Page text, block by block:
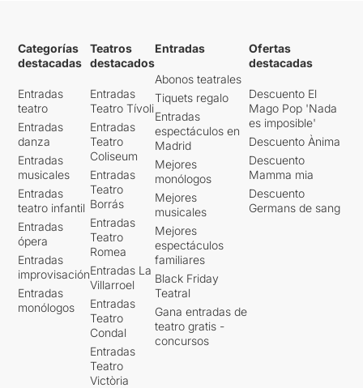
Categorías
destacadas
Entradas
teatro
Entradas
danza
Entradas
musicales
Entradas
teatro infantil
Entradas
ópera
Entradas
improvisación
Entradas
monólogos
Teatros
destacados
Entradas
Teatro Tívoli
Entradas
Teatro
Coliseum
Entradas
Teatro
Borrás
Entradas
Teatro
Romea
Entradas La
Villarroel
Entradas
Teatro
Condal
Entradas
Teatro
Victòria
Entradas
Abonos teatrales
Tiquets regalo
Entradas
espectáculos en
Madrid
Mejores
monólogos
Mejores
musicales
Mejores
espectáculos
familiares
Black Friday
Teatral
Gana entradas de
teatro gratis -
concursos
Ofertas
destacadas
Descuento El
Mago Pop 'Nada
es imposible'
Descuento Ànima
Descuento
Mamma mia
Descuento
Germans de sang